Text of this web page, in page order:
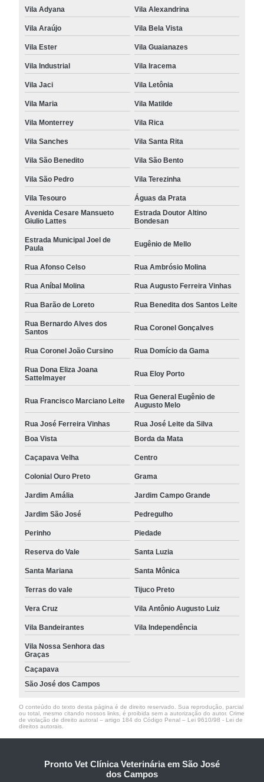
Vila Adyana Vila Alexandrina
Vila Araújo Vila Bela Vista
Vila Ester Vila Guaianazes
Vila Industrial Vila Iracema
Vila Jaci Vila Letônia
Vila Maria Vila Matilde
Vila Monterrey Vila Rica
Vila Sanches Vila Santa Rita
Vila São Benedito Vila São Bento
Vila São Pedro Vila Terezinha
Vila Tesouro
Águas da Prata
Avenida Cesare Mansueto
Giulio Lattes
Estrada Doutor Altino
Bondesan
Estrada Municipal Joel de
Paula
Eugênio de Mello
Rua Afonso Celso Rua Ambrósio Molina
Rua Aníbal Molina Rua Augusto Ferreira Vinhas
Rua Barão de Loreto Rua Benedita dos Santos Leite
Rua Bernardo Alves dos
Santos
Rua Coronel Gonçalves
Rua Coronel João Cursino Rua Domício da Gama
Rua Dona Eliza Joana
Sattelmayer
Rua Eloy Porto
Rua Francisco Marciano Leite
Rua General Eugênio de
Augusto Melo
Rua José Ferreira Vinhas
Rua José Leite da Silva
Boa Vista
Borda da Mata
Caçapava Velha Centro
Colonial Ouro Preto Grama
Jardim Amália Jardim Campo Grande
Jardim São José Pedregulho
Perinho Piedade
Reserva do Vale Santa Luzia
Santa Mariana Santa Mônica
Terras do vale Tijuco Preto
Vera Cruz Vila Antônio Augusto Luiz
Vila Bandeirantes Vila Independência
Vila Nossa Senhora das
Graças
Caçapava
São José dos Campos
O conteúdo do texto desta página é de direito reservado. Sua reprodução, parcial
ou total, mesmo citando nossos links, é proibida sem a autorização do autor. Crime
de violação de direito autoral – artigo 184 do Código Penal – Lei 9610/98 - Lei de
direitos autorais
Pronto Vet Clínica Veterinária em São José
dos Campos